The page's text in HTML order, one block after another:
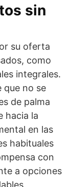
sin
su oferta
como
integrales.
que no se
de palma
hacia la
en las
habituales
con
a opciones